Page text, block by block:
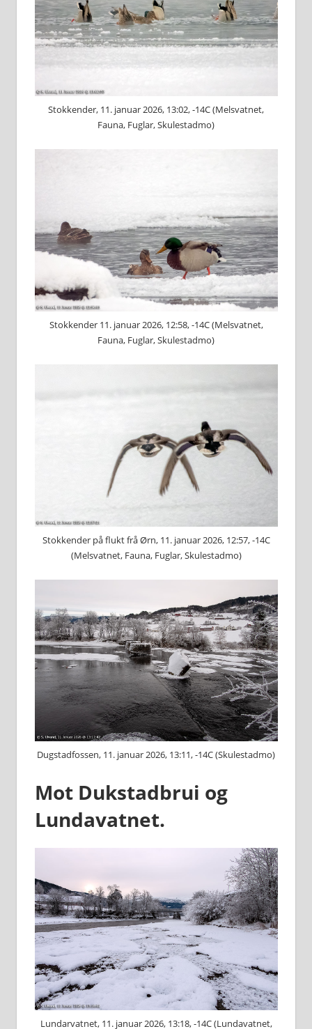
Stokkender, 11. januar 2026, 13:02, -14C (Melsvatnet,
Fauna, Fuglar, Skulestadmo)
Stokkender 11. januar 2026, 12:58, -14C (Melsvatnet,
Fauna, Fuglar, Skulestadmo)
Stokkender på flukt frå Ørn, 11. januar 2026, 12:57, -14C
(Melsvatnet, Fauna, Fuglar, Skulestadmo)
Dugstadfossen, 11. januar 2026, 13:11, -14C (Skulestadmo)
Mot Dukstadbrui og
Lundavatnet.
Lundarvatnet, 11. januar 2026, 13:18, -14C (Lundavatnet,